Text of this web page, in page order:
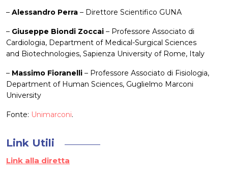
– Alessandro Perra – Direttore Scientifico GUNA
– Giuseppe Biondi Zoccai – Professore Associato di
Cardiologia, Department of Medical-Surgical Sciences
and Biotechnologies, Sapienza University of Rome, Italy
– Massimo Fioranelli – Professore Associato di Fisiologia,
Department of Human Sciences, Guglielmo Marconi
University
Fonte: Unimarconi.
Link Utili
Link alla diretta